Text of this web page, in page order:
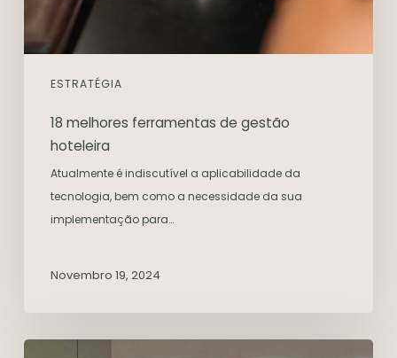
ESTRATÉGIA
18 melhores ferramentas de gestão
hoteleira
Atualmente é indiscutível a aplicabilidade da
tecnologia, bem como a necessidade da sua
implementação para…
Novembro 19, 2024